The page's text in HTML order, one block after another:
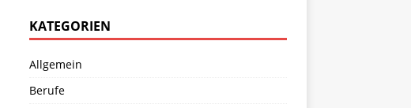
KATEGORIEN
Allgemein
Berufe